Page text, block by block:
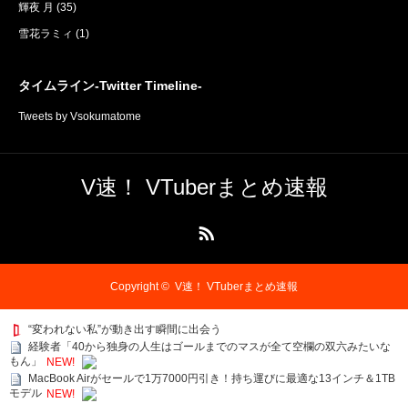
輝夜 月 (35)
雪花ラミィ (1)
タイムライン-Twitter Timeline-
Tweets by Vsokumatome
V速！ VTuberまとめ速報
Copyright © V速！ VTuberまとめ速報
“変われない私”が動き出す瞬間に出会う
経験者「40から独身の人生はゴールまでのマスが全て空欄の双六みたいな
もん」
NEW!
MacBook Airがセールで1万7000円引き！持ち運びに最適な13インチ＆1TB
モデル NEW!